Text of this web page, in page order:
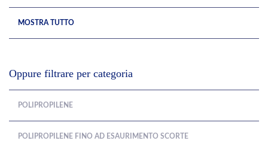
MOSTRA TUTTO
Oppure filtrare per categoria
POLIPROPILENE
POLIPROPILENE FINO AD ESAURIMENTO SCORTE